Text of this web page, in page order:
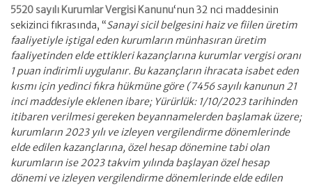
5520 sayılı Kurumlar Vergisi Kanunu‘nun 32 nci maddesinin
sekizinci fıkrasında, “Sanayi sicil belgesini haiz ve fiilen üretim
faaliyetiyle iştigal eden kurumların münhasıran üretim
faaliyetinden elde ettikleri kazançlarına kurumlar vergisi oranı
1 puan indirimli uygulanır. Bu kazançların ihracata isabet eden
kısmı için yedinci fıkra hükmüne göre (7456 sayılı kanunun 21
inci maddesiyle eklenen ibare; Yürürlük: 1/10/2023 tarihinden
itibaren verilmesi gereken beyannamelerden başlamak üzere;
kurumların 2023 yılı ve izleyen vergilendirme dönemlerinde
elde edilen kazançlarına, özel hesap dönemine tabi olan
kurumların ise 2023 takvim yılında başlayan özel hesap
dönemi ve izleyen vergilendirme dönemlerinde elde edilen